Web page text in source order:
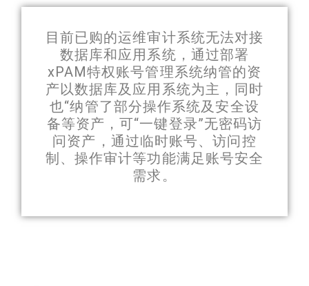
目前已购的运维审计系统无法对接
数据库和应用系统，通过部署
xPAM特权账号管理系统纳管的资
产以数据库及应用系统为主，同时
也“纳管了部分操作系统及安全设
备等资产，可“一键登录”无密码访
问资产，通过临时账号、访问控
制、操作审计等功能满足账号安全
需求。